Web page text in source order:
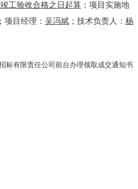
工验收合格之日起算 ；项目实施地
；项目经理： 吴冯斌 ；技术负责人： 杨
标有限责任公司前台办理领取成交通知书